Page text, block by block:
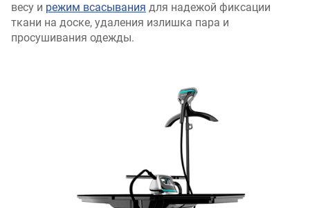
весу и режим всасывания для надежой фиксации
ткани на доске, удаления излишка пара и
просушивания одежды.